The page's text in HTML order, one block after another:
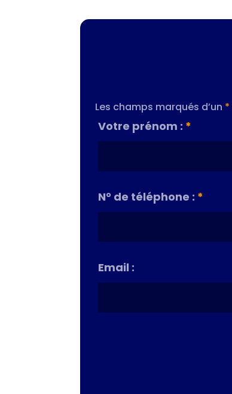
Les champs marqués d’un *
Votre prénom : *
N° de téléphone : *
Email :